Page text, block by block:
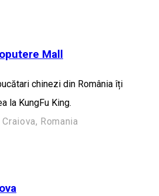
Mall
chinezi din România îți
la KungFu King.
Romania